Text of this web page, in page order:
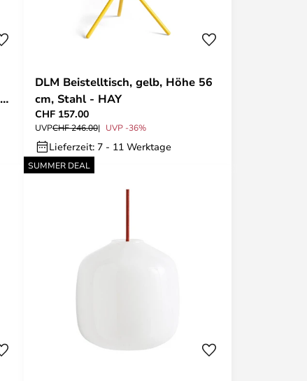
DLM Beistelltisch, gelb, Höhe 56
cm, Stahl - HAY
CHF 157.00
UVPCHF 246.00 UVP -36%
Lieferzeit: 7 - 11 Werktage
SUMMER DEAL